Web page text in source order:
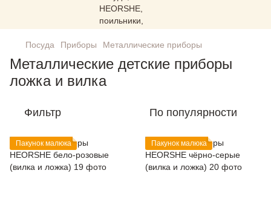
Посуда Приборы Металлические приборы
Металлические детские приборы
ложка и вилка
Фильтр По популярности
Пакунок малюка Пакунок малюка